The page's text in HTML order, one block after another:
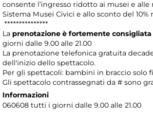
consente l’ingresso ridotto ai musei e alle
Sistema Musei Civici e allo sconto del
***************
La prenotazione è fortemente consigliata
giorni dalle 9.00 alle 21.00
La prenotazione telefonica gratuita
dell'inizio dello spettacolo.
Per gli spettacoli: bambini in braccio solo
Gli spettacolo contrassegnati da # sono
Informazioni
060608 tutti i giorni dalle 9.00 alle 21.00